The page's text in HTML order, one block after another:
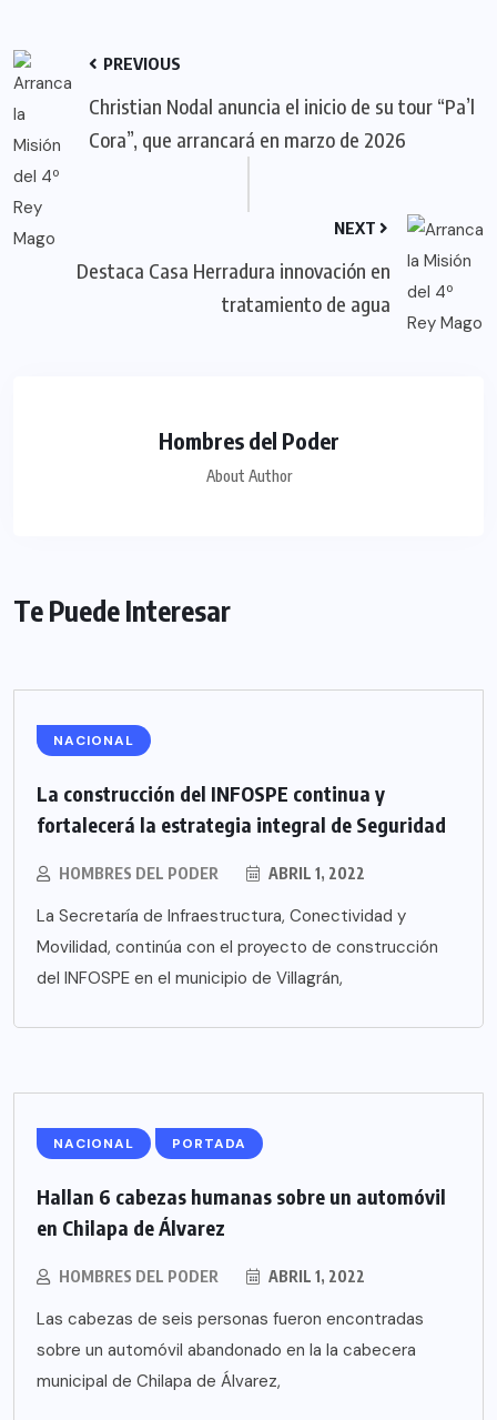
PREVIOUS
Christian Nodal anuncia el inicio de su tour “Pa’l
Cora”, que arrancará en marzo de 2026
NEXT
Destaca Casa Herradura innovación en
tratamiento de agua
Hombres del Poder
About Author
Te Puede Interesar
NACIONAL
La construcción del INFOSPE continua y
fortalecerá la estrategia integral de Seguridad
HOMBRES DEL PODER ABRIL 1, 2022
La Secretaría de Infraestructura, Conectividad y
Movilidad, continúa con el proyecto de construcción
del INFOSPE en el municipio de Villagrán,
NACIONAL PORTADA
Hallan 6 cabezas humanas sobre un automóvil
en Chilapa de Álvarez
HOMBRES DEL PODER ABRIL 1, 2022
Las cabezas de seis personas fueron encontradas
sobre un automóvil abandonado en la la cabecera
municipal de Chilapa de Álvarez,